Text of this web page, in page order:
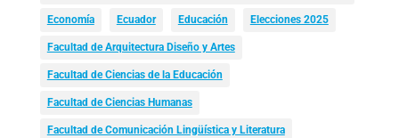
Economía Ecuador Educación Elecciones 2025
Facultad de Arquitectura Diseño y Artes
Facultad de Ciencias de la Educación
Facultad de Ciencias Humanas
Facultad de Comunicación Lingüística y Literatura